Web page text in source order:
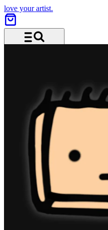
love your artist.